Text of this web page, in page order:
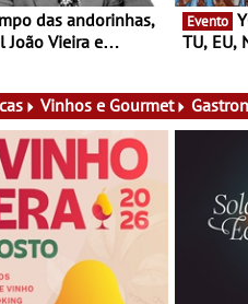
João Vieira e
19:30
Evento
TU, EU,
Vinhos e Gourmet